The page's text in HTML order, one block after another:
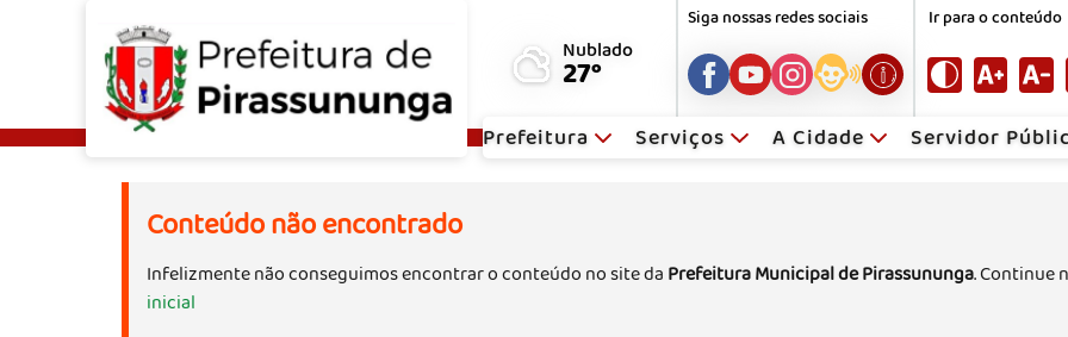
Nublado
27°
Siga nossas redes sociais Ir para o conteúdo
Prefeitura Serviços A Cidade Servidor
Conteúdo não encontrado
Infelizmente não conseguimos encontrar o conteúdo no site da Prefeitura Municipal de Pirassununga. Continue
inicial